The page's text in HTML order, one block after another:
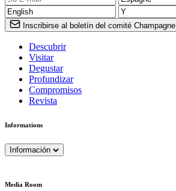
Inscribirse al boletín del comité Champagne
Descubrir
Visitar
Degustar
Profundizar
Compromisos
Revista
Informations
Información
Media Room